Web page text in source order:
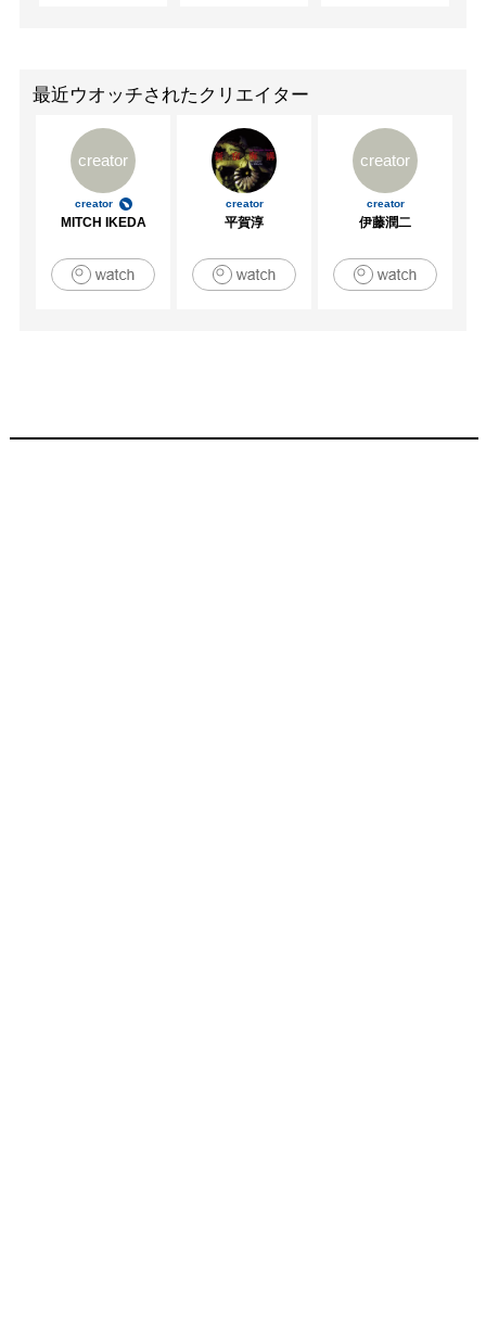
最近ウオッチされたクリエイター
creator
creator
MITCH IKEDA
creator
平賀淳
creator
creator
伊藤潤二